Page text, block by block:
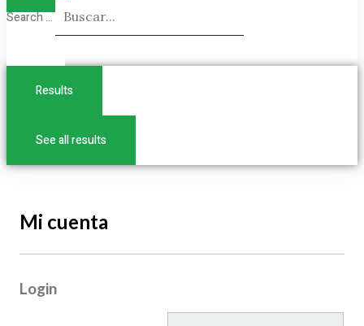
Search ...
Results
See all results
Mi cuenta
Login